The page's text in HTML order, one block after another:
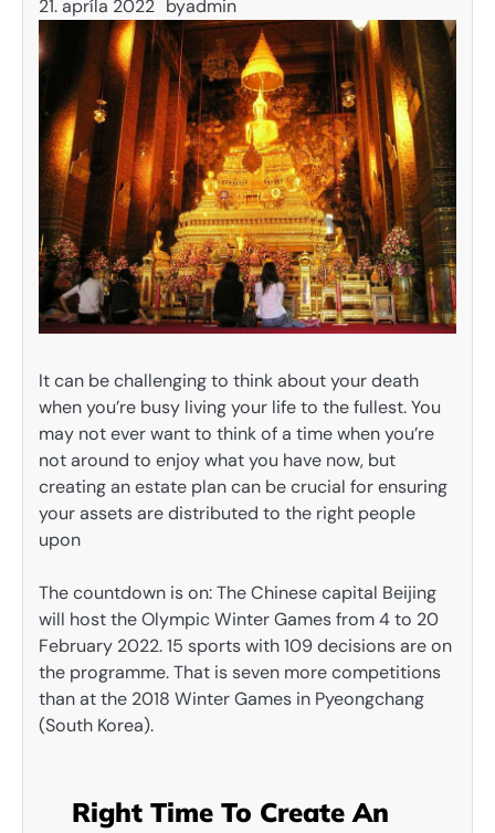
21. apríla 2022 byadmin
It can be challenging to think about your death
when you’re busy living your life to the fullest. You
may not ever want to think of a time when you’re
not around to enjoy what you have now, but
creating an estate plan can be crucial for ensuring
your assets are distributed to the right people
upon
The countdown is on: The Chinese capital Beijing
will host the Olympic Winter Games from 4 to 20
February 2022. 15 sports with 109 decisions are on
the programme. That is seven more competitions
than at the 2018 Winter Games in Pyeongchang
(South Korea).
Right Time To Create An